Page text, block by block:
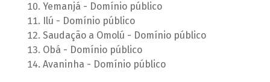
Yemanjá - Domínio público
Ilú - Domínio público
Saudação a Omolú - Domínio público
Obá - Domínio público
Avaninha - Domínio público